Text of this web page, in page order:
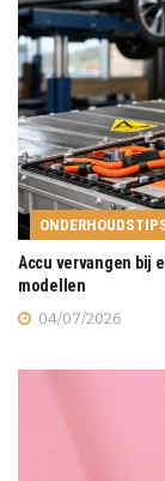
Accu vervangen bij
modellen
04/07/2026